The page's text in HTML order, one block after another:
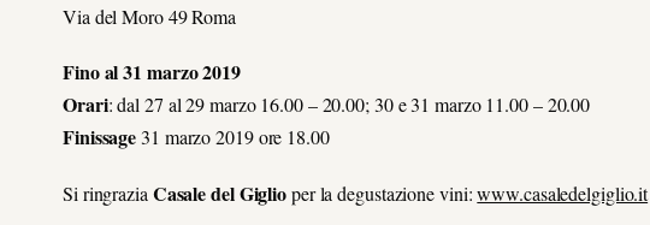
Via del Moro 49 Roma
Fino al 31 marzo 2019
Orari: dal 27 al 29 marzo 16.00 – 20.00; 30 e 31 marzo 11.00 – 20.00
Finissage31 marzo 2019 ore 18.00
Si ringrazia Casale del Giglioper la degustazione vini:www.casaledelgiglio.it